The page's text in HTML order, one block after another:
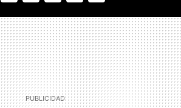
MAIL